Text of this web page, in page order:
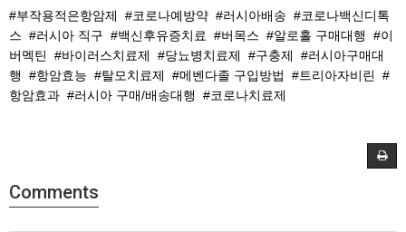
#부작용적은항암제 #코로나예방약 #러시아배송 #코로나백신디톡
스 #러시아 직구 #백신후유증치료 #버목스 #알로홀 구매대행
#이
버멕틴
#바이러스치료제 #당뇨병치료제 #구충제
#러시아구매대
행
#항암효능 #탈모치료제 #메벤다졸 구입방법 #트리아자비린
#
항암효과 #러시아 구매/배송대행 #코로나치료제
Comments